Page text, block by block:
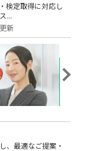
検定取得に対応し
...
新
、最適なご提案・